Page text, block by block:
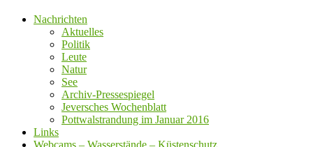
Nachrichten
Aktuelles
Politik
Leute
Natur
See
Archiv-Pressespiegel
Jeversches Wochenblatt
Pottwalstrandung im Januar 2016
Links